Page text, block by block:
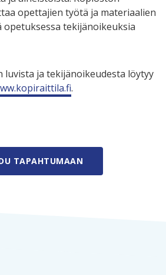
opettajien työtä ja materiaalien
tekijänoikeuksia
luvista ja tekijänoikeudesta löytyy
.
TAPAHTUMAAN